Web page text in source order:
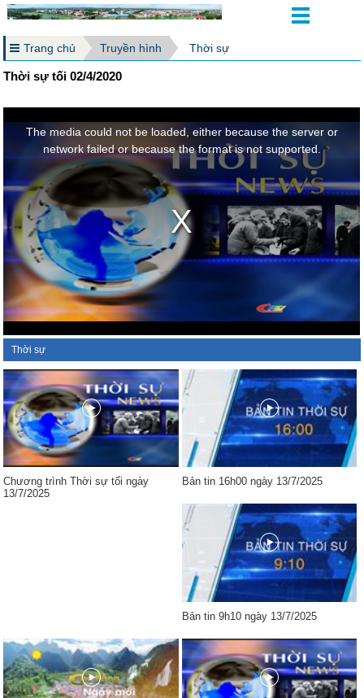
Trang chủ Truyền hình Thời sự
Thời sự tối 02/4/2020
Thời sự
Chương trình Thời sự tối ngày
13/7/2025
Bản tin 16h00 ngày 13/7/2025
Bản tin 9h10 ngày 13/7/2025